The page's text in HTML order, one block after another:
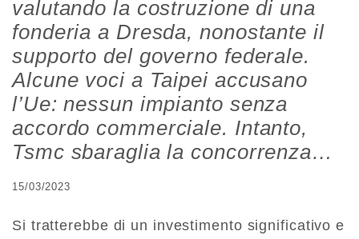
valutando la costruzione di una
fonderia a Dresda, nonostante il
supporto del governo federale.
Alcune voci a Taipei accusano
l’Ue: nessun impianto senza
accordo commerciale. Intanto,
Tsmc sbaraglia la concorrenza…
15/03/2023
Si tratterebbe di un investimento significativo e